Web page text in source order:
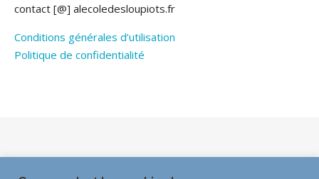
contact [@] alecoledesloupiots.fr
Conditions générales d’utilisation
Politique de confidentialité